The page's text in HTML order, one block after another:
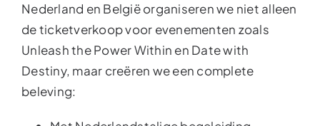
Nederland en België organiseren we niet alleen
de ticketverkoop voor evenementen zoals
Unleash the Power Within en Date with
Destiny, maar creëren we een complete
beleving: